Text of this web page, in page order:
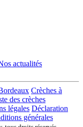
actualités
Crèches à
des crèches
légales Déclaration
générales